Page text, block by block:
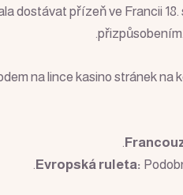
dostávat přízeň ve Francii
na lince kasino stránek
Evropská ruleta: